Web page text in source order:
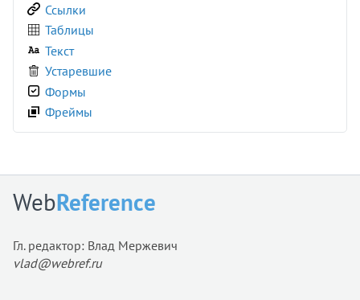
Ссылки
Таблицы
Текст
Устаревшие
Формы
Фреймы
WebReference
Гл. редактор: Влад Мержевич
vlad@webref.ru